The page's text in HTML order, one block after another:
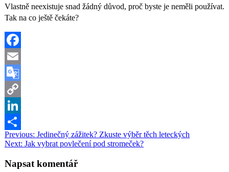
Vlastně neexistuje snad žádný důvod, proč byste je neměli používat.
Tak na co ještě čekáte?
Facebook
Email
Google
Translate
Copy
Link
LinkedIn
Share
Navigace
pro
příspěvek
Previous: Jedinečný zážitek? Zkuste výběr těch leteckých
Next: Jak vybrat povlečení pod stromeček?
Napsat komentář